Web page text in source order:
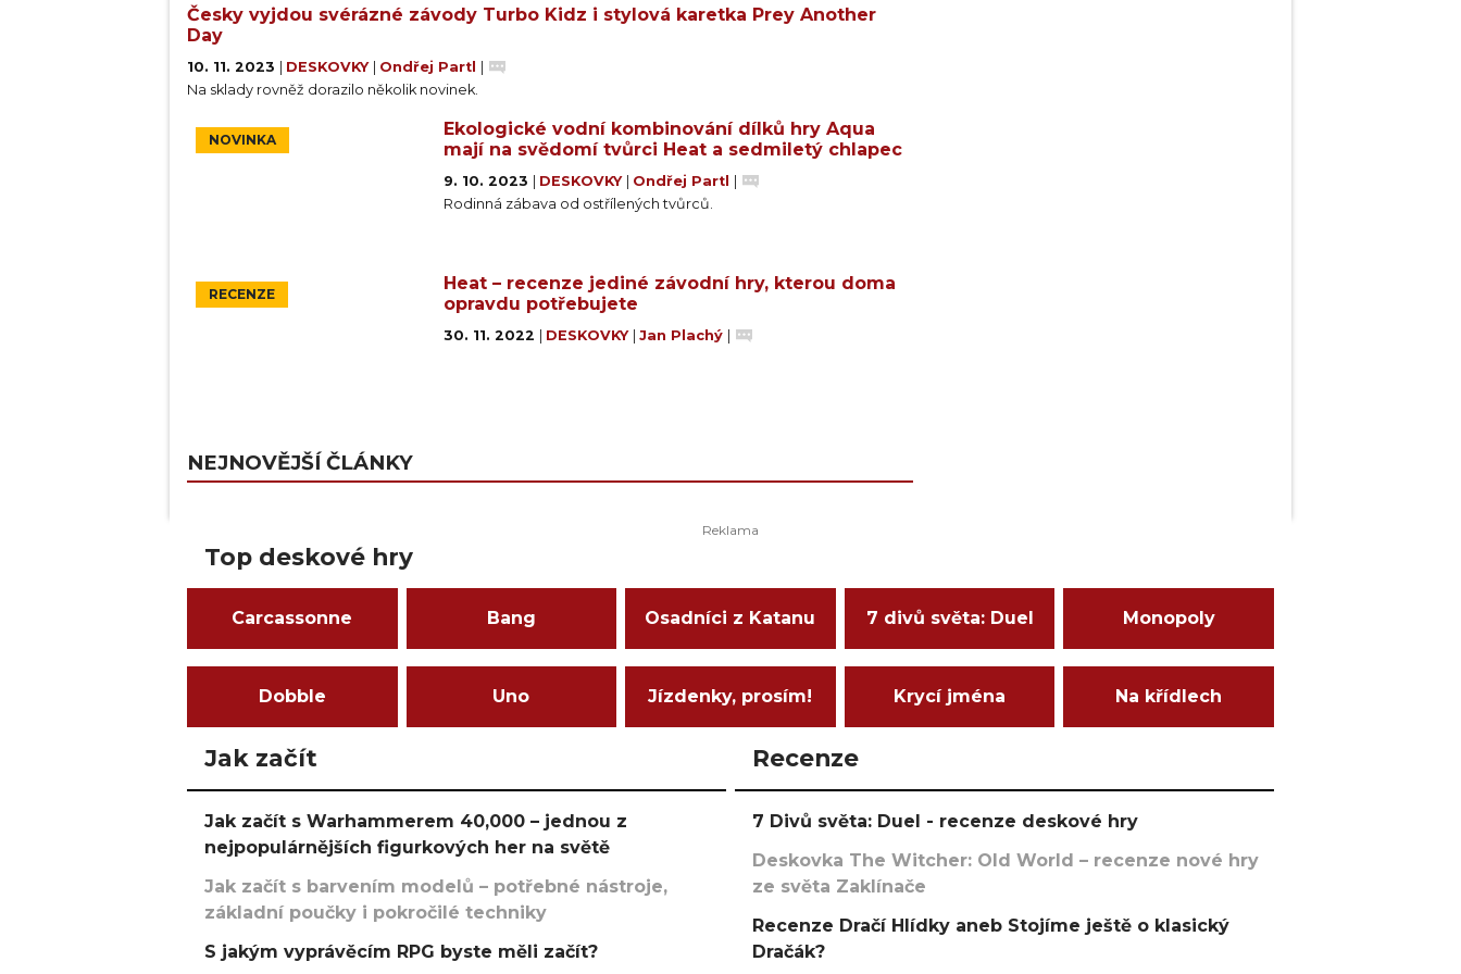
Česky vyjdou svérázné závody Turbo Kidz i stylová karetka Prey Another
Day
10. 11. 2023 | DESKOVKY | Ondřej Partl |
Na sklady rovněž dorazilo několik novinek.
NOVINKA
Ekologické vodní kombinování dílků hry Aqua
mají na svědomí tvůrci Heat a sedmiletý chlapec
9. 10. 2023 | DESKOVKY | Ondřej Partl |
Rodinná zábava od ostřílených tvůrců.
RECENZE
Heat – recenze jediné závodní hry, kterou doma
opravdu potřebujete
30. 11. 2022 | DESKOVKY | Jan Plachý |
NEJNOVĚJŠÍ ČLÁNKY
Top deskové hry
Carcassonne Bang Osadníci z Katanu 7 divů světa: Duel Monopoly
Dobble Uno Jízdenky, prosím! Krycí jména Na křídlech
Jak začít
Jak začít s Warhammerem 40,000 – jednou z
nejpopulárnějších figurkových her na světě
Jak začít s barvením modelů – potřebné nástroje,
základní poučky i pokročilé techniky
S jakým vyprávěcím RPG byste měli začít?
Recenze
7 Divů světa: Duel - recenze deskové hry
Deskovka The Witcher: Old World – recenze nové hry
ze světa Zaklínače
Recenze Dračí Hlídky aneb Stojíme ještě o klasický
Dračák?